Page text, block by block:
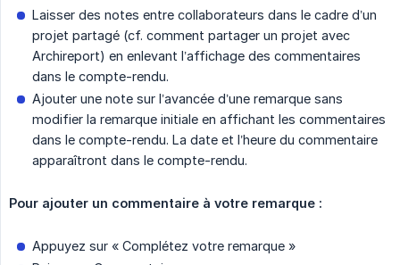
Laisser des notes entre collaborateurs dans le cadre d’un
projet partagé (cf. comment partager un projet avec
Archireport) en enlevant l’affichage des commentaires
dans le compte-rendu.
Ajouter une note sur l’avancée d’une remarque sans
modifier la remarque initiale en affichant les commentaires
dans le compte-rendu. La date et l’heure du commentaire
apparaîtront dans le compte-rendu.
Pour ajouter un commentaire à votre remarque :
Appuyez sur « Complétez votre remarque »